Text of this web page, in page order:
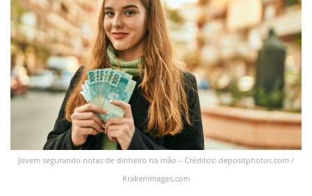
Jovem segurando notas de dinheiro na mão – Créditos: depositphotos.com /
Krakenimages.com